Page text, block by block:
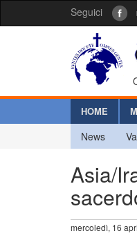
Seguici
HOME
News
Asia/
mercoledì, 16